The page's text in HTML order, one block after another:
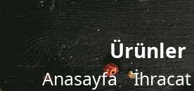
Ürünler
Anasayfa
İhracat